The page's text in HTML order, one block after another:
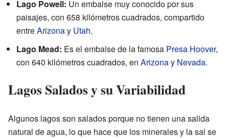
Lago Powell: Un embalse muy conocido por sus
paisajes, con 658 kilómetros cuadrados, compartido
entreArizonay Utah.
Lago Mead: Es el embalse de la famosa Presa Hoover,
con 640 kilómetros cuadrados, en Arizonay Nevada.
Lagos Salados y su Variabilidad
Algunos lagos son salados porque no tienen una salida
natural de agua, lo que hace que los minerales y la sal se